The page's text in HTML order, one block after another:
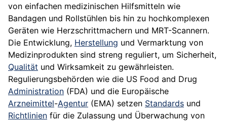
von einfachen medizinischen Hilfsmitteln wie
Bandagen und Rollstühlen bis hin zu hochkomplexen
Geräten wie Herzschrittmachern und MRT-Scannern.
Die Entwicklung, Herstellung und Vermarktung von
Medizinprodukten sind streng reguliert, um Sicherheit,
Qualität und Wirksamkeit zu gewährleisten.
Regulierungsbehörden wie die US Food and Drug
Administration (FDA) und die Europäische
Arzneimittel-Agentur (EMA) setzen Standards und
Richtlinien für die Zulassung und Überwachung von